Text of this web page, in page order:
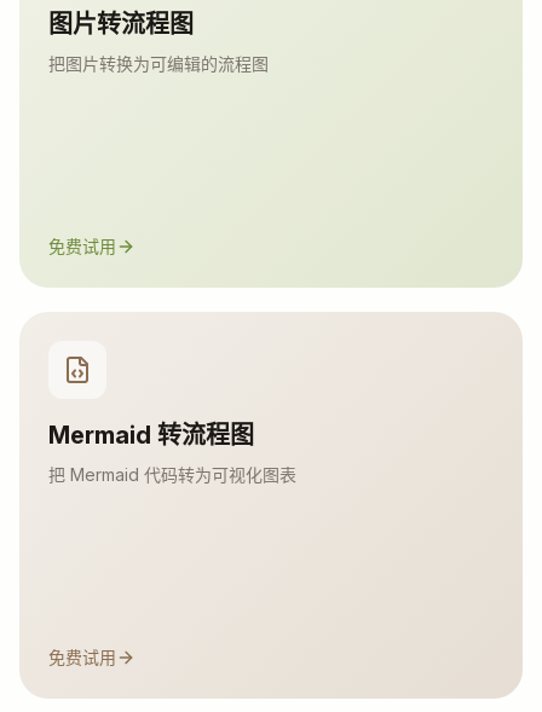
图片转流程图
把图片转换为可编辑的流程图
免费试用
Mermaid 转流程图
把 Mermaid 代码转为可视化图表
免费试用